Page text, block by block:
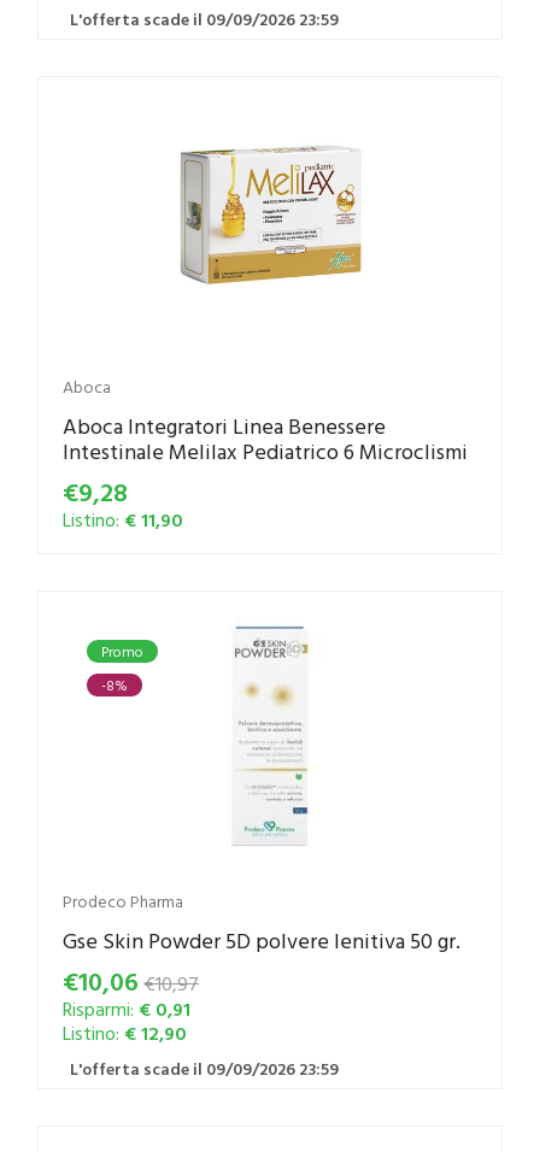
L'offerta scade il 09/09/2026 23:59
Aboca
Aboca Integratori Linea Benessere
Intestinale Melilax Pediatrico 6 Microclismi
€9,28
Listino: € 11,90
Promo
-8%
Prodeco Pharma
Gse Skin Powder 5D polvere lenitiva 50 gr.
€10,06 €10,97
Risparmi: € 0,91
Listino: € 12,90
L'offerta scade il 09/09/2026 23:59